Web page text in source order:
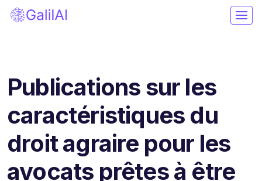
Publications sur les
caractéristiques du
droit agraire pour les
avocats prêtes à être